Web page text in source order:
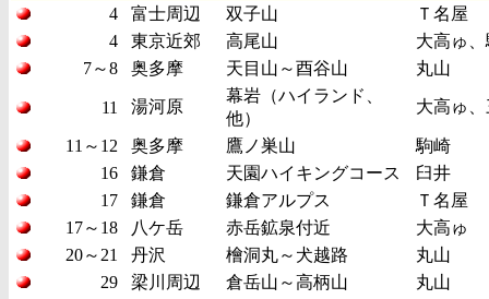
4
富士周辺 双子山
Ｔ名屋
4
東京近郊 高尾山
大高ゅ
7～8
奥多摩 天目山～酉谷山 丸山
11 湯河原
幕岩（ハイランド、
他）
大高ゅ
11～12 奥多摩 鷹ノ巣山
駒崎
16
鎌倉 天園ハイキングコース
臼井
17
鎌倉 鎌倉アルプス
Ｔ名屋
17～18
八ケ岳 赤岳鉱泉付近
大高ゅ
20～21
丹沢 檜洞丸～犬越路
丸山
29
梁川周辺 倉岳山～高柄山
丸山